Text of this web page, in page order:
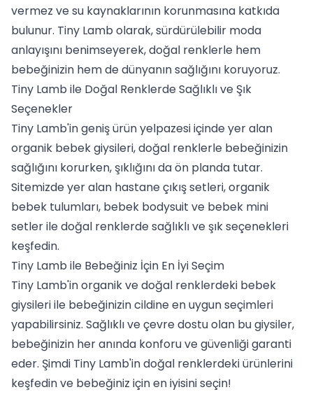
vermez ve su kaynaklarının korunmasına katkıda
bulunur. Tiny Lamb olarak, sürdürülebilir moda
anlayışını benimseyerek, doğal renklerle hem
bebeğinizin hem de dünyanın sağlığını koruyoruz.
Tiny Lamb ile Doğal Renklerde Sağlıklı ve Şık
Seçenekler
Tiny Lamb'in geniş ürün yelpazesi içinde yer alan
organik bebek giysileri, doğal renklerle bebeğinizin
sağlığını korurken, şıklığını da ön planda tutar.
Sitemizde yer alan hastane çıkış setleri,organik
bebek tulumları, bebek bodysuit ve bebek mini
setlerile doğal renklerde sağlıklı ve şık seçenekleri
keşfedin.
Tiny Lamb ile Bebeğiniz İçin En İyi Seçim
Tiny Lamb'in organik ve doğal renklerdeki bebek
giysileri ile bebeğinizin cildine en uygun seçimleri
yapabilirsiniz. Sağlıklı ve çevre dostu olan bu giysiler,
bebeğinizin her anında konforu ve güvenliği garanti
eder. Şimdi Tiny Lamb'in doğal renklerdeki ürünlerini
keşfedin ve bebeğiniz için en iyisini seçin!